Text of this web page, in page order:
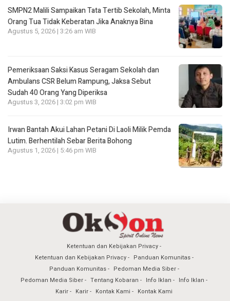
SMPN2 Malili Sampaikan Tata Tertib Sekolah, Minta
Orang Tua Tidak Keberatan Jika Anaknya Bina
Agustus 5, 2026 | 3:26 am WIB
Pemeriksaan Saksi Kasus Seragam Sekolah dan
Ambulans CSR Belum Rampung, Jaksa Sebut
Sudah 40 Orang Yang Diperiksa
Agustus 3, 2026 | 3:02 pm WIB
Irwan Bantah Akui Lahan Petani Di Laoli Milik Pemda
Lutim. Berhentilah Sebar Berita Bohong
Agustus 1, 2026 | 5:46 pm WIB
Ketentuan dan Kebijakan Privacy
Ketentuan dan Kebijakan Privacy
Panduan Komunitas
Panduan Komunitas
Pedoman Media Siber
Pedoman Media Siber
Tentang Kobaran Info Iklan
Info Iklan
Karir
Karir Kontak Kami Kontak Kami